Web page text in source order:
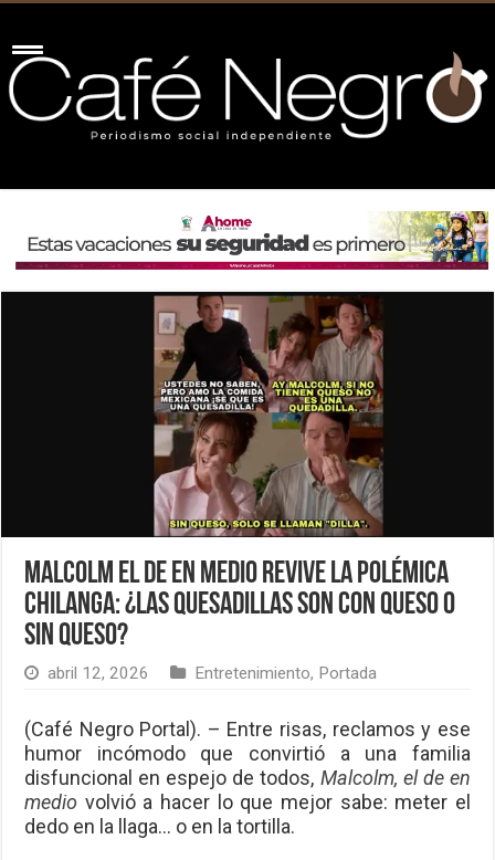
Malcolm el de en medio revive la polémica
chilanga: ¿Las quesadillas son con queso o
sin queso?
abril 12, 2026 Entretenimiento, Portada
(Café Negro Portal). – Entre risas, reclamos y ese
humor incómodo que convirtió a una familia
disfuncional en espejo de todos, Malcolm, el de en
medio volvió a hacer lo que mejor sabe: meter el
dedo en la llaga… o en la tortilla.